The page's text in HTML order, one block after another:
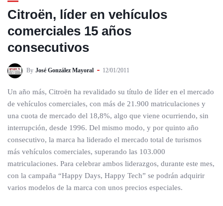
Citroën, líder en vehículos
comerciales 15 años
consecutivos
By José González Mayoral 12/01/2011
Un año más, Citroën ha revalidado su título de líder en el mercado
de vehículos comerciales, con más de 21.900 matriculaciones y
una cuota de mercado del 18,8%, algo que viene ocurriendo, sin
interrupción, desde 1996. Del mismo modo, y por quinto año
consecutivo, la marca ha liderado el mercado total de turismos
más vehículos comerciales, superando las 103.000
matriculaciones. Para celebrar ambos liderazgos, durante este mes,
con la campaña “Happy Days, Happy Tech” se podrán adquirir
varios modelos de la marca con unos precios especiales.